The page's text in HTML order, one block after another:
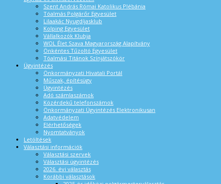
Szent András Római Katolikus Plébánia
Tóalmás Polgárőr Egyesület
Lilaakác Nyugdíjasklub
Kolping Egyesület
Vállalkozók Klubja
WOL Élet Szava Magyarország Alapítvány
Önkéntes Tűzoltó Egyesület
Tóalmási Titánok Színjátszókör
Ügyintézés
Önkormányzati Hivatali Portál
Műszak, építésügy
Ügyintézés
Adó számlaszámok
Közérdekű telefonszámok
Önkormányzati Ügyintézés Elektronikusan
Adatvédelem
Elérhetőségek
Nyomtatványok
Letöltések
Választási információk
Választási szervek
Választási ügyintézés
2026. évi választás
Korábbi választások